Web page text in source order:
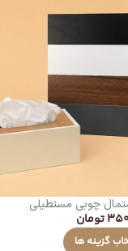
چوبی مستطیلی
تومان
گزینه ها